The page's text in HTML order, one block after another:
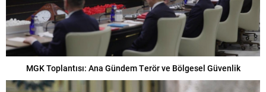
MGK Toplantısı: Ana Gündem Terör ve Bölgesel Güvenlik